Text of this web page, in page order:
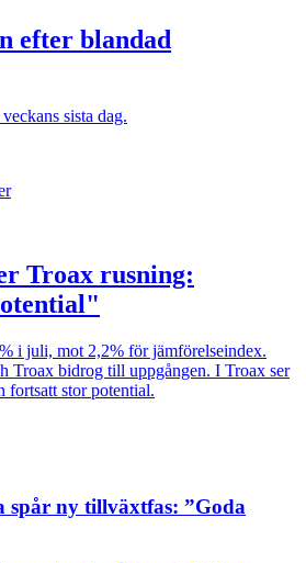
efter blandad
sista dag.
Troax rusning:
i juli, mot 2,2% för jämförelseindex.
Troax bidrog till uppgången. I Troax ser
fortsatt stor potential.
spår ny tillväxtfas: ”Goda